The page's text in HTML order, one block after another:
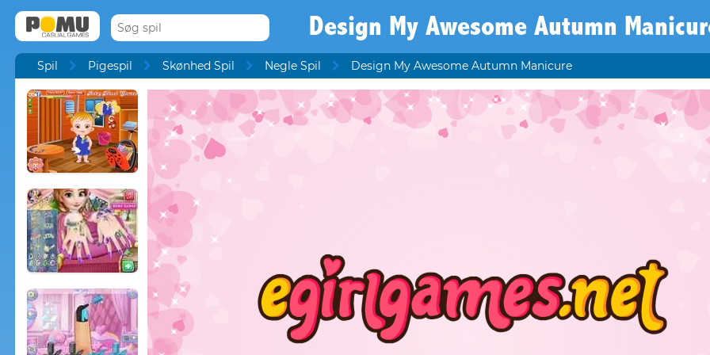
Design My Awesome Autumn
Spil Pigespil Skønhed Spil Negle Spil Design My Awesome Autumn Manicure